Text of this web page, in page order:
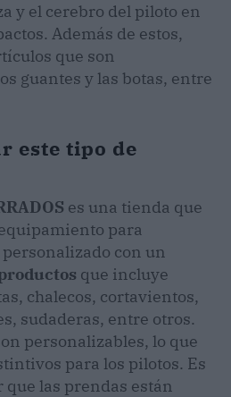
y el cerebro del piloto en
Además de estos,
que son
guantes y las botas, entre
este tipo de
es una tienda que
para
con un
que incluye
chalecos, cortavientos,
sudaderas, entre otros.
personalizables, lo que
para los pilotos. Es
las prendas están